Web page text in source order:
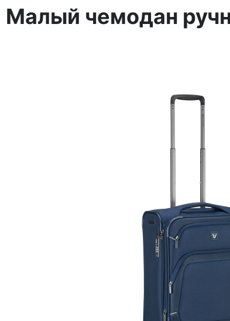
Малый чемодан